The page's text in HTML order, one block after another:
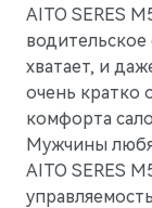
M5Стильный
AITO SERES
хватает, и
очень кратко
комфорта
Мужчины
AITO SERES